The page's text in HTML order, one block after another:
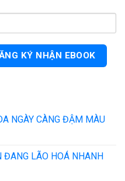
NGÀY CÀNG ĐẬM MÀU
ĐANG LÃO HOÁ NHANH